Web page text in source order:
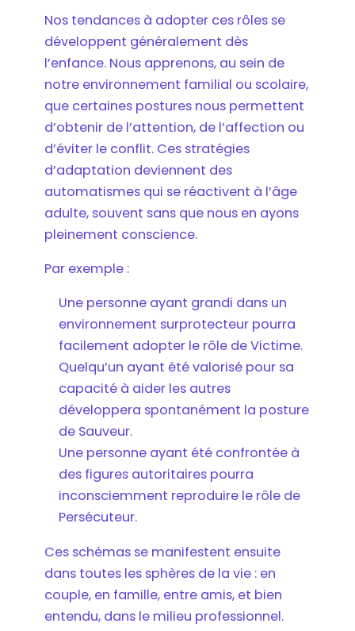
Nos tendances à adopter ces rôles se
développent généralement dès
l’enfance. Nous apprenons, au sein de
notre environnement familial ou scolaire,
que certaines postures nous permettent
d’obtenir de l’attention, de l’affection ou
d’éviter le conflit. Ces stratégies
d’adaptation deviennent des
automatismes qui se réactivent à l’âge
adulte, souvent sans que nous en ayons
pleinement conscience.
Par exemple :
Une personne ayant grandi dans un
environnement surprotecteur pourra
facilement adopter le rôle de Victime.
Quelqu’un ayant été valorisé pour sa
capacité à aider les autres
développera spontanément la posture
de Sauveur.
Une personne ayant été confrontée à
des figures autoritaires pourra
inconsciemment reproduire le rôle de
Persécuteur.
Ces schémas se manifestent ensuite
dans toutes les sphères de la vie : en
couple, en famille, entre amis, et bien
entendu, dans le milieu professionnel.